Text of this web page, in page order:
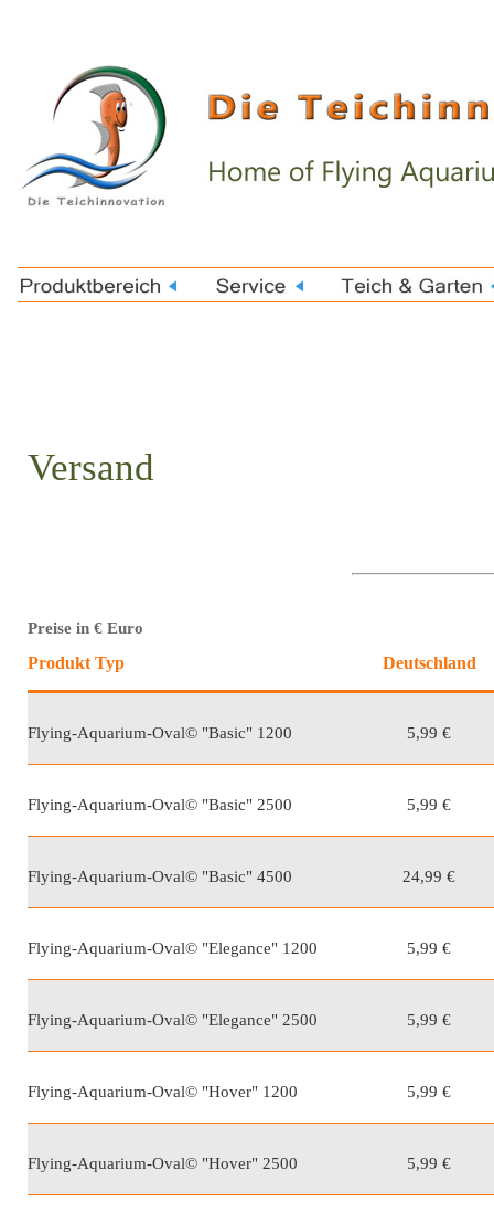
Versand
Preise in € Euro
Produkt Typ Deutschland
Flying-Aquarium-Oval© "Basic" 1200 5,99 €
Flying-Aquarium-Oval© "Basic" 2500 5,99 €
Flying-Aquarium-Oval© "Basic" 4500 24,99 €
Flying-Aquarium-Oval© "Elegance" 1200 5,99 €
Flying-Aquarium-Oval© "Elegance" 2500 5,99 €
Flying-Aquarium-Oval© "Hover" 1200 5,99 €
Flying-Aquarium-Oval© "Hover" 2500 5,99 €